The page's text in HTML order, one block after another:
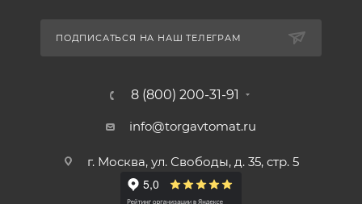
ПОДПИСАТЬСЯ НА НАШ ТЕЛЕГРАМ
8 (800) 200-31-91
info@torgavtomat.ru
г. Москва, ул. Свободы, д. 35, стр. 5